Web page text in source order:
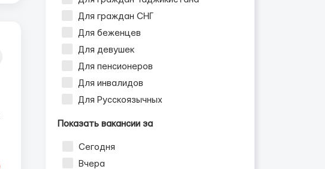
Для граждан СНГ
Для беженцев
Для девушек
Для пенсионеров
Для инвалидов
Для Русскоязычных
Показать вакансии за
Сегодня
Вчера